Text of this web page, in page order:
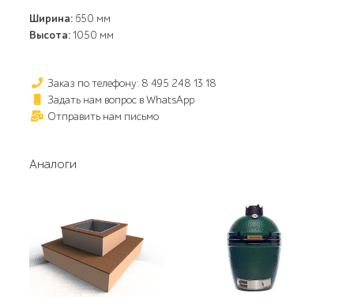
Ширина: 650 мм
Высота:1050 мм
Заказ по телефону: 8 495 248 13 18
Задать нам вопрос в WhatsApp
Отправить нам письмо
Аналоги